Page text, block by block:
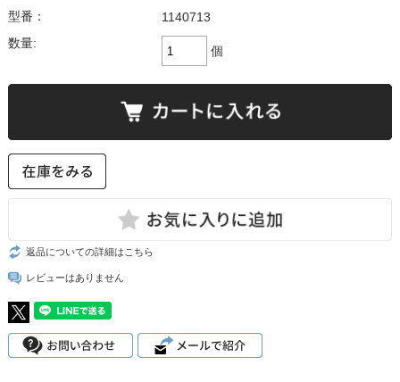
型番：
1140713
数量:
個
返品についての詳細はこちら
レビューはありません